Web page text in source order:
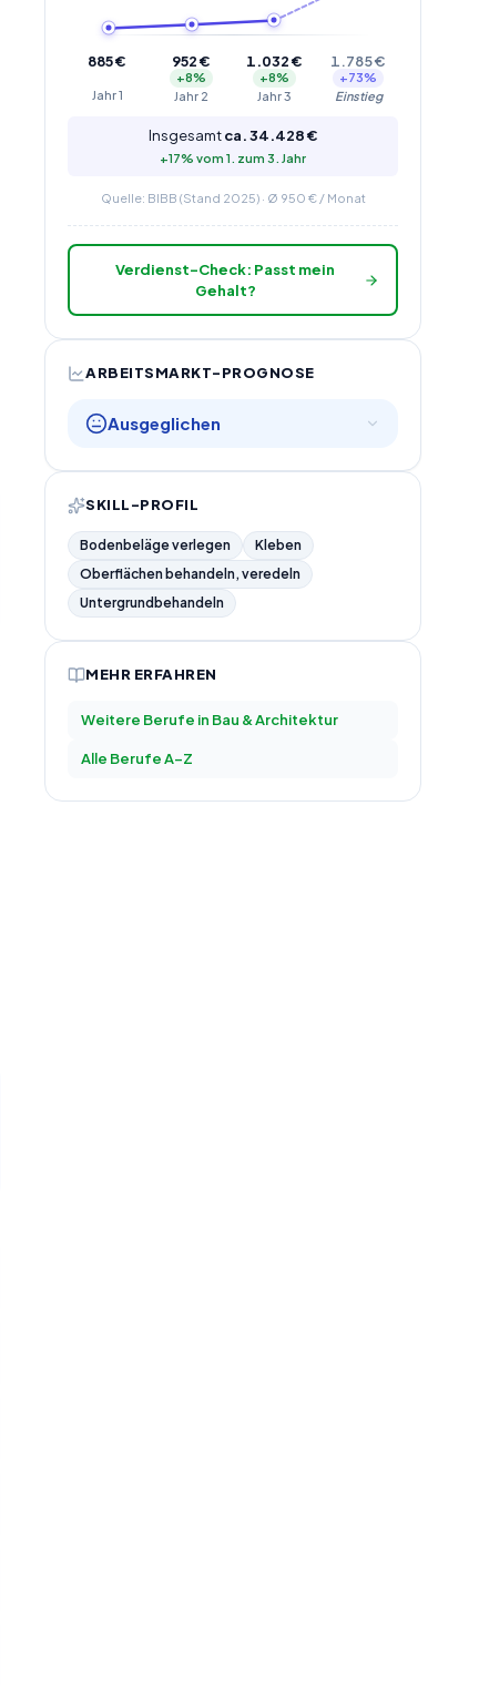
885€
Jahr1
952€
+8%
Jahr 2
1.032€
+8%
Jahr3
1.785€
+73%
Einstieg
Insgesamtca.34.428€
+17% vom 1. zum 3 . Jahr
Quelle: BIBB (Stand 2025) · Ø 950 € / Monat
Verdienst-Check: Passt mein
Gehalt?
ARBEITSMARKT-PROGNOSE
Ausgeglichen
SKILL-PROFIL
Bodenbeläge verlegen
Kleben
Oberflächen behandeln, veredeln
Untergrundbehandeln
MEHR ERFAHREN
Weitere Berufe in Bau & Architektur
Alle Berufe A–Z